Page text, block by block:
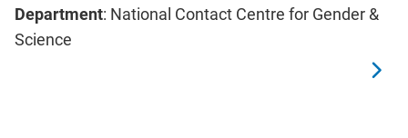
Department: National Contact Centre for Gender &
Science